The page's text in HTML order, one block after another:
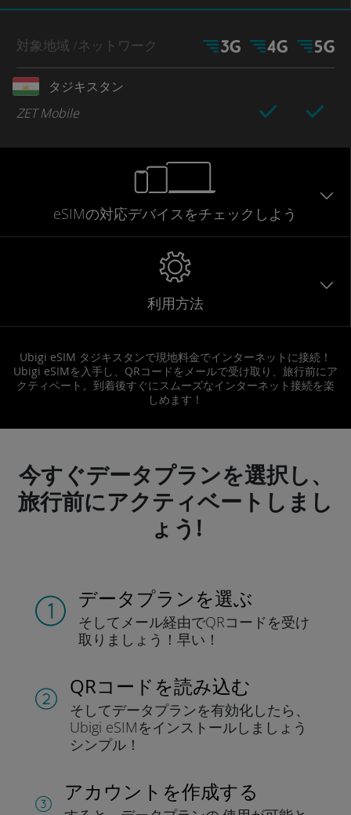
対象地域 /ネットワーク
タジキスタン
ZET Mobile
eSIMの対応デバイスをチェックしよう
利用方法
Ubigi eSIM タジキスタンで現地料金でインターネットに接続！
Ubigi eSIMを入手し、QRコードをメールで受け取り、旅行前にア
クティベート。到着後すぐにスムーズなインターネット接続を楽
しめます！
今すぐデータプランを選択し、
旅行前にアクティベートしまし
ょう!
データプランを選ぶ
そしてメール経由でQRコードを受け
取りましょう！早い！
QRコードを読み込む
そしてデータプランを有効化したら、
Ubigi eSIMをインストールしま しょう
シンプル！
アカウントを作成する